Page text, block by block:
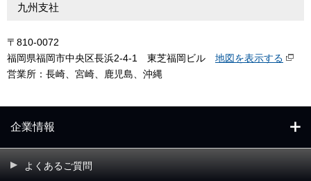
九州支社
〒810-0072
福岡県福岡市中央区長浜2-4-1 東芝福岡ビル 地図を表示する
営業所：長崎、宮崎、鹿児島、沖縄
企業情報
よくあるご質問